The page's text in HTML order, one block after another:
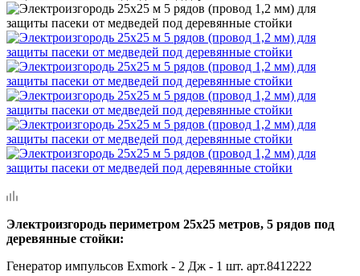
Электроизгородь периметром 25х25 метров, 5 рядов под
деревянные стойки:
Генератор импульсов Exmork - 2 Дж - 1 шт. арт.8412222